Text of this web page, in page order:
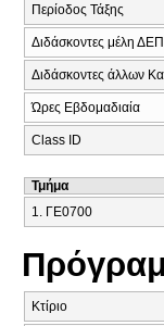
Περίοδος Τάξης
Διδάσκοντες μέλη ΔΕΠ
Διδάσκοντες άλλων
Ώρες Εβδομαδιαία
Class ID
Τμήμα
1. ΓΕ0700
Κτίριο